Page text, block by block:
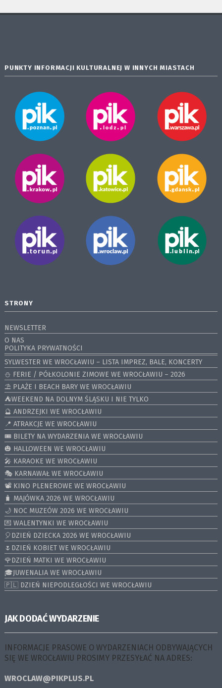
PUNKTY INFORMACJI KULTURALNEJ W INNYCH MIASTACH
STRONY
NEWSLETTER
O NAS
POLITYKA PRYWATNOŚCI
SYLWESTER WE WROCŁAWIU – LISTA IMPREZ, BALE, KONCERTY
⛄️ FERIE / PÓŁKOLONIE ZIMOWE WE WROCŁAWIU – 2026
⛱️ PLAŻE I BEACH BARY WE WROCŁAWIU
⛺️WEEKEND NA DOLNYM ŚLĄSKU I NIE TYLKO
🔮 ANDRZEJKI WE WROCŁAWIU
📍 ATRAKCJE WE WROCŁAWIU
🎟️ BILETY NA WYDARZENIA WE WROCŁAWIU
🎃 HALLOWEEN WE WROCŁAWIU
🎤 KARAOKE WE WROCŁAWIU
🎭 KARNAWAŁ WE WROCŁAWIU
📽️ KINO PLENEROWE WE WROCŁAWIU
🧳 MAJÓWKA 2026 WE WROCŁAWIU
🌙 NOC MUZEÓW 2026 WE WROCŁAWIU
💌 WALENTYNKI WE WROCŁAWIU
🎈DZIEŃ DZIECKA 2026 WE WROCŁAWIU
🌷DZIEŃ KOBIET WE WROCŁAWIU
🌹DZIEŃ MATKI WE WROCŁAWIU
🎓JUWENALIA WE WROCŁAWIU
🇵🇱 DZIEŃ NIEPODLEGŁOŚCI WE WROCŁAWIU
JAK DODAĆ WYDARZENIE
INFORMACJE PRASOWE O WYDARZENIACH ODBYWAJĄCYCH
SIĘ WE WROCŁAWIU PROSIMY PRZESYŁAĆ NA ADRES:
WROCLAW@PIKPLUS.PL